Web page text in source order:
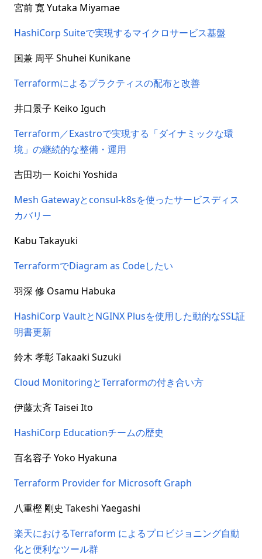
宮前 寛 Yutaka Miyamae
HashiCorp Suiteで実現するマイクロサービス基盤
国兼 周平 Shuhei Kunikane
Terraformによるプラクティスの配布と改善
井口景子 Keiko Iguch
Terraform／Exastroで実現する「ダイナミックな環
境」の継続的な整備・運用
吉田功一 Koichi Yoshida
Mesh Gatewayとconsul-k8sを使ったサービスディス
カバリー
Kabu Takayuki
TerraformでDiagram as Codeしたい
羽深 修 Osamu Habuka
HashiCorp VaultとNGINX Plusを使用した動的なSSL証
明書更新
鈴木 孝彰 Takaaki Suzuki
Cloud MonitoringとTerraformの付き合い方
伊藤太斉 Taisei Ito
HashiCorp Educationチームの歴史
百名容子 Yoko Hyakuna
Terraform Provider for Microsoft Graph
八重樫 剛史 Takeshi Yaegashi
楽天におけるTerraform によるプロビジョニング自動
化と便利なツール群